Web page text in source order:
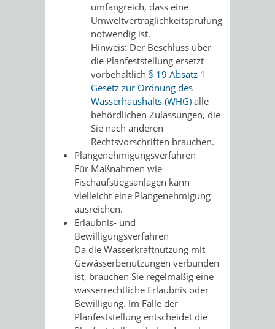
umfangreich, dass eine
Umweltverträglichkeitsprüfung
notwendig ist.
Hinweis: Der Beschluss über
die Planfeststellung ersetzt
vorbehaltlich § 19 Absatz 1
Gesetz zur Ordnung des
Wasserhaushalts (WHG) alle
behördlichen Zulassungen, die
Sie nach anderen
Rechtsvorschriften brauchen.
Plangenehmigungsverfahren
Für Maßnahmen wie
Fischaufstiegsanlagen kann
vielleicht eine Plangenehmigung
ausreichen.
Erlaubnis- und
Bewilligungsverfahren
Da die Wasserkraftnutzung mit
Gewässerbenutzungen verbunden
ist, brauchen Sie regelmäßig eine
wasserrechtliche Erlaubnis oder
Bewilligung. Im Falle der
Planfeststellung entscheidet die